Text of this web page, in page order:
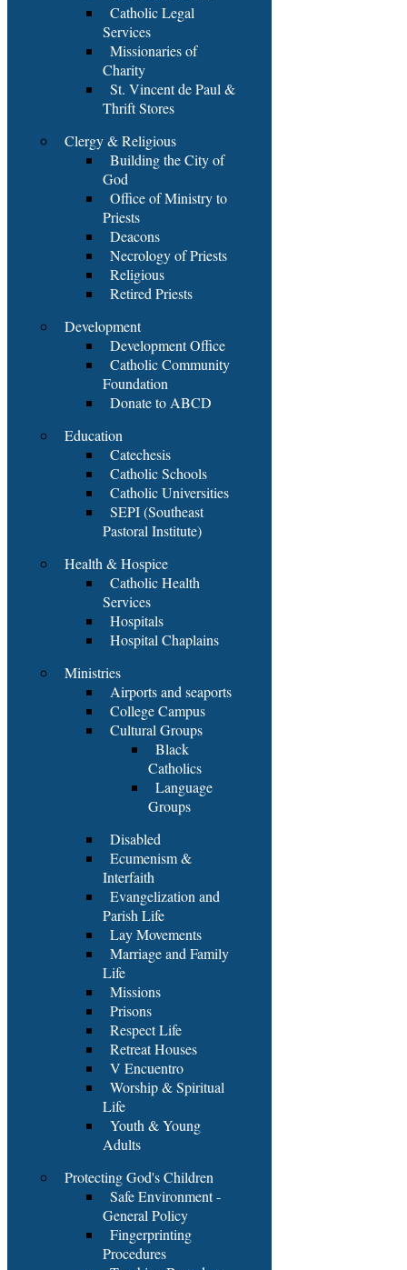
Catholic Legal
Services
Missionaries of
Charity
St. Vincent de Paul &
Thrift Stores
Clergy & Religious
Building the City of
God
Office of Ministry to
Priests
Deacons
Necrology of Priests
Religious
Retired Priests
Development
Development Office
Catholic Community
Foundation
Donate to ABCD
Education
Catechesis
Catholic Schools
Catholic Universities
SEPI (Southeast
Pastoral Institute)
Health & Hospice
Catholic Health
Services
Hospitals
Hospital Chaplains
Ministries
Airports and seaports
College Campus
Cultural Groups
Black
Catholics
Language
Groups
Disabled
Ecumenism &
Interfaith
Evangelization and
Parish Life
Lay Movements
Marriage and Family
Life
Missions
Prisons
Respect Life
Retreat Houses
V Encuentro
Worship & Spiritual
Life
Youth & Young
Adults
Protecting God's Children
Safe Environment -
General Policy
Fingerprinting
Procedures